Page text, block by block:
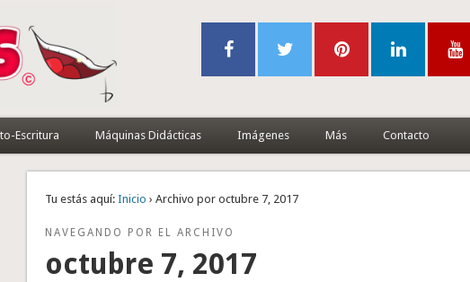
Escritura Máquinas Didácticas Imágenes Más Contacto
Tu estás aquí: Inicio › Archivo por octubre 7, 2017
NAVEGANDO POR EL ARCHIVO
octubre 7, 2017